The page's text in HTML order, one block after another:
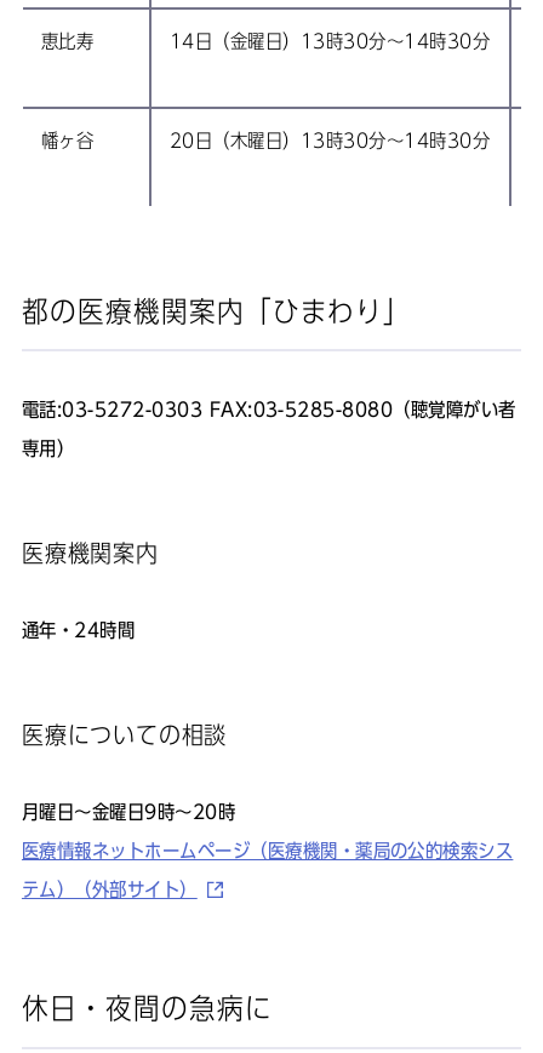
恵比寿 14日（金曜日）13時30分～14時30分
幡ヶ谷 20日（木曜日）13時30分～14時30分
都の医療機関案内「ひまわり」
電話:03-5272-0303 FAX:03-5285-8080（聴覚障がい者
専用）
医療機関案内
通年・24時間
医療についての相談
月曜日～金曜日9時～20時
医療情報ネットホームページ（医療機関・薬局の公的検索シス
テム）（外部サイト）
休日・夜間の急病に